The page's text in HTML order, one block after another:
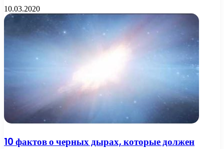
10.03.2020
10 фактов о черных дырах, которые должен